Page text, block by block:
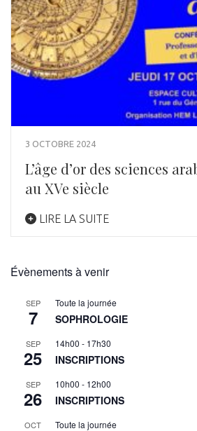
3 OCTOBRE 2024
L’âge d’or des sciences
au XVe siècle
LIRE LA SUITE
Évènements à venir
SEP
7
Toute la journée
SOPHROLOGIE
SEP
25
14h00 - 17h30
INSCRIPTIONS
SEP
26
10h00 - 12h00
INSCRIPTIONS
OCT Toute la journée